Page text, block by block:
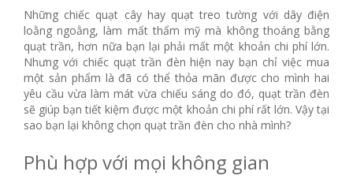
Những chiếc quạt cây hay quạt treo tường với dây điện
loằng ngoằng, làm mất thẩm mỹ mà không thoáng bằng
quạt trần, hơn nữa bạn lại phải mất một khoản chi phí lớn.
Nhưng với chiếc quạt trần đèn hiện nay bạn chỉ việc mua
một sản phẩm là đã có thể thỏa mãn được cho mình hai
yêu cầu vừa làm mát vừa chiếu sáng do đó, quạt trần đèn
sẽ giúp bạn tiết kiệm được một khoản chi phí rất lớn. Vậy tại
sao bạn lại không chọn quạt trần đèn cho nhà mình?
Phù hợp với mọi không gian